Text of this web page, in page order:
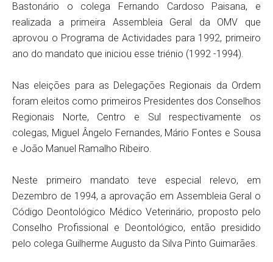
Bastonário o colega Fernando Cardoso Paisana, e
realizada a primeira Assembleia Geral da OMV que
aprovou o Programa de Actividades para 1992, primeiro
ano do mandato que iniciou esse triénio (1992 -1994).
Nas eleições para as Delegações Regionais da Ordem
foram eleitos como primeiros Presidentes dos Conselhos
Regionais Norte, Centro e Sul respectivamente os
colegas, Miguel Ângelo Fernandes, Mário Fontes e Sousa
e João Manuel Ramalho Ribeiro.
Neste primeiro mandato teve especial relevo, em
Dezembro de 1994, a aprovação em Assembleia Geral o
Código Deontológico Médico Veterinário, proposto pelo
Conselho Profissional e Deontológico, então presidido
pelo colega Guilherme Augusto da Silva Pinto Guimarães.